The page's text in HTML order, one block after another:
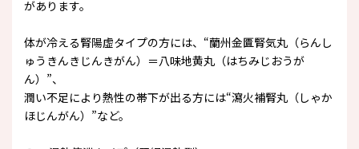
があります。
体が冷える腎陽虚タイプの方には、“蘭州金匱腎気丸（らんし
ゅうきんきじんきがん）＝八味地黄丸（はちみじおうが
ん）”、
潤い不足により熱性の帯下が出る方には“瀉火補腎丸（しゃか
ほじんがん）”など。